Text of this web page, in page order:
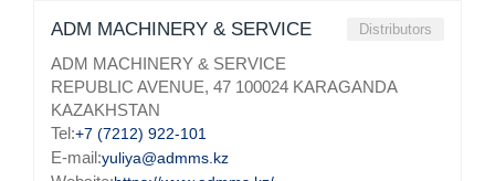
ADM MACHINERY & SERVICE Distributors
ADM MACHINERY & SERVICE
REPUBLIC AVENUE, 47 100024 KARAGANDA
KAZAKHSTAN
Tel:+7 (7212) 922-101
E-mail:yuliya@admms.kz